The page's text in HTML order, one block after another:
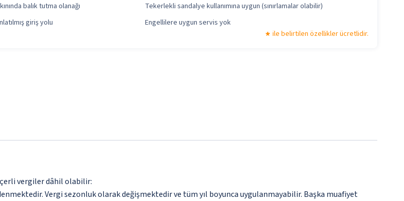
balık tutma olanağı
Tekerlekli sandalye kullanımına uygun (sınırlamalar olabilir)
giriş yolu
Engellilere uygun servis yok
ile belirtilen özellikler ücretlidir.
vergiler dâhil olabilir:
Vergi sezonluk olarak değişmektedir ve tüm yıl boyunca uygulanmayabilir. Başka muafiyet